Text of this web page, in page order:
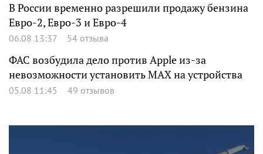
В России временно разрешили продажу бензина
Евро-2, Евро-3 и Евро-4
06.08 13:37 54 отзыва
ФАС возбудила дело против Apple из-за
невозможности установить MAX на устройства
05.08 11:45 49 отзывов